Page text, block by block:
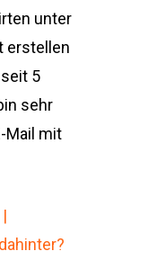
unter
erstellen
5
sehr
Mail mit